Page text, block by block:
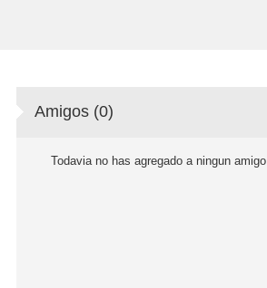
Amigos (0)
Todavia no has agregado a ningun amigo